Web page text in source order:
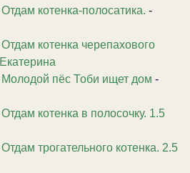
Отдам котенка-полосатика. -
Отдам котенка черепахового
Екатерина
Молодой пёс Тоби ищет дом -
Отдам котенка в полосочку. 1.5
Отдам трогательного котенка. 2.5